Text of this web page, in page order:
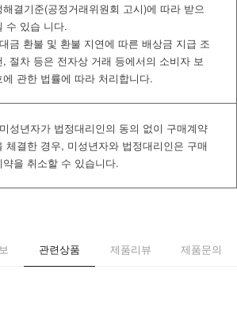
해결기준(공정거래위원회 고시)에 따라 받으
수 있습 니다.
금 환불 및 환불 지연에 따른 배상금 지급 조
, 절차 등은 전자상 거래 등에서의 소비자 보
에 관한 법률에 따라 처리합니다.
성년자가 법정대리인의 동의 없이 구매계약
체결한 경우, 미성년자와 법정대리인은 구매
약을 취소할 수 있습니다.
관련상품 제품리뷰 제품문의